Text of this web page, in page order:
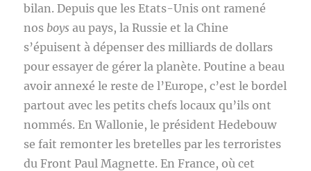
bilan. Depuis que les Etats-Unis ont ramené
nos boys au pays, la Russie et la Chine
s’épuisent à dépenser des milliards de dollars
pour essayer de gérer la planète. Poutine a beau
avoir annexé le reste de l’Europe, c’est le bordel
partout avec les petits chefs locaux qu’ils ont
nommés. En Wallonie, le président Hedebouw
se fait remonter les bretelles par les terroristes
du Front Paul Magnette. En France, où cet